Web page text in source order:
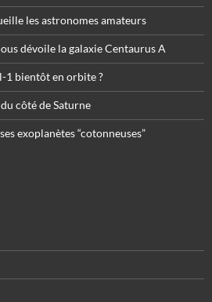
les astronomes amateurs
dévoile la galaxie Centaurus A
1 bientôt en orbite ?
côté de Saturne
exoplanètes “cotonneuses”